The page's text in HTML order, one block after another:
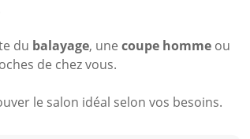
du balayage, une coupe homme ou
de chez vous.
le salon idéal selon vos besoins.